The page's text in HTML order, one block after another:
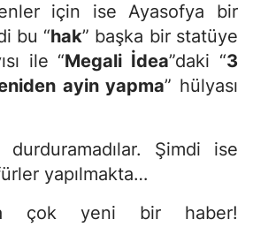
için ise Ayasofya bir
bu “hak” başka bir statüye
ile “Megali İdea”daki “3
ayin yapma” hülyası
durduramadılar. Şimdi ise
yapılmakta…
çok yeni bir haber!